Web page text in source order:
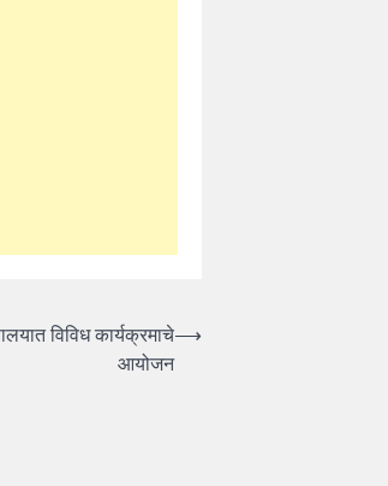
विविध कार्यक्रमाचे
आयोजन
⟶